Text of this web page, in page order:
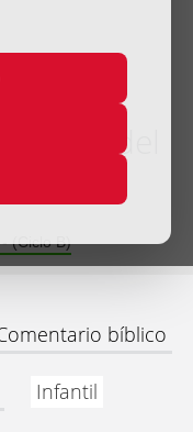
del
(Ciclo B)
bíblico
Infantil